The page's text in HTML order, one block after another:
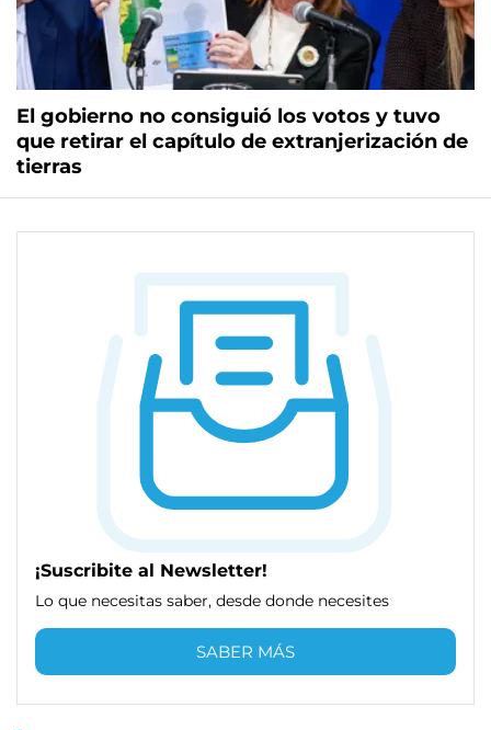
El gobierno no consiguió los votos y tuvo
que retirar el capítulo de extranjerización de
tierras
¡Suscribite al Newsletter!
Lo que necesitas saber, desde donde necesites
SABER MÁS